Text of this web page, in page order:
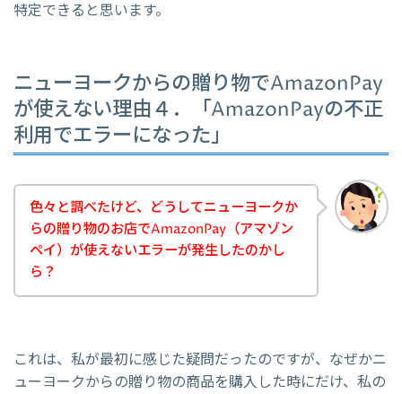
特定できると思います。
ニューヨークからの贈り物でAmazonPay
が使えない理由４．「AmazonPayの不正
利用でエラーになった」
色々と調べたけど、どうしてニューヨークか
らの贈り物のお店でAmazonPay（アマゾン
ペイ）が使えないエラーが発生したのかし
ら？
これは、私が最初に感じた疑問だったのですが、なぜかニ
ューヨークからの贈り物の商品を購入した時にだけ、私の